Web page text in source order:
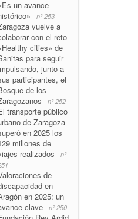
un avance
- nº 253
vuelve a
con el reto
cities» de
para seguir
junto a
participantes, el
de los
- nº 252
transporte público
de Zaragoza
en 2025 los
millones de
realizados - nº
de
en
en 2025: un
clave - nº 250